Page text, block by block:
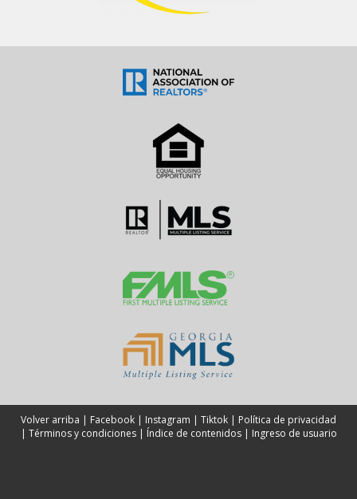
Volver arriba | Facebook | Instagram | Tiktok | Política de privacidad
| Términos y condiciones| Índice de contenidos| Ingreso de usuario